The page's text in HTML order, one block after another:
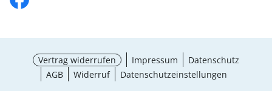
Vertrag widerrufen Impressum
Datenschutz
AGB
Widerruf Datenschutzeinstellungen